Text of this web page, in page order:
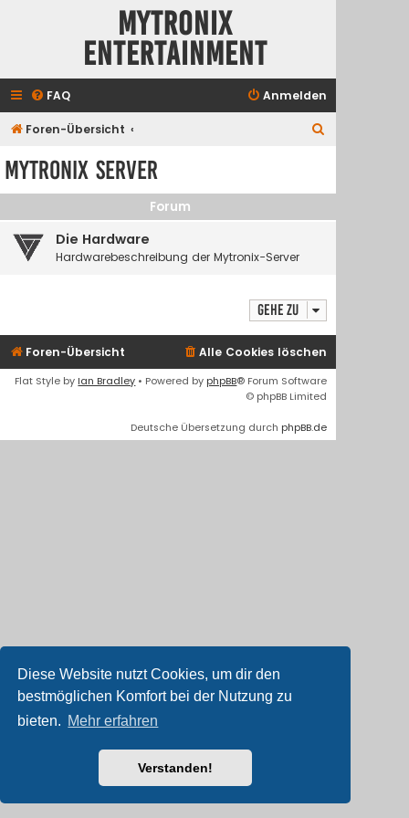
Diese Website nutzt Cookies, um dir den
bestmöglichen Komfort bei der Nutzung zu
bieten. Mehr erfahren
Verstanden!
Mytronix
Entertainment
FAQ Anmelden
Foren-Übersicht
e
Mytronix Server
Forum
Die Hardware
Hardwarebeschreibung der Mytronix-Server
Gehe zu
Foren-Übersicht Alle Cookies löschen
Flat Style by Ian Bradley • Powered by phpBB® Forum Software
© phpBB Limited
Deutsche Übersetzung durch phpBB.de